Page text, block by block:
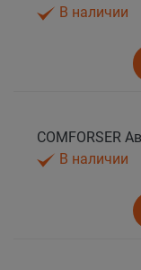
В наличии
В наличии